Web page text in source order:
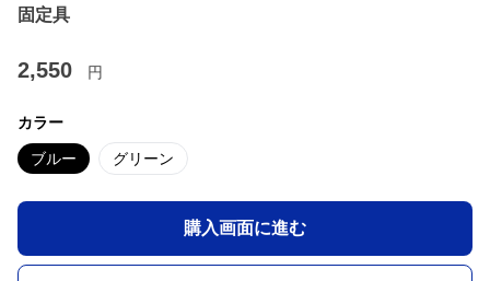
固定具
2,550 円
カラー
ブルー グリーン
購入画面に進む